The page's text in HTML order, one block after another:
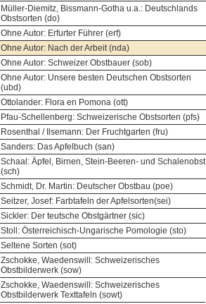
Müller-Diemitz, Bissmann-Gotha u.a.: Deutschlands
Obstsorten (do)
Ohne Autor: Erfurter Führer (erf)
Ohne Autor: Nach der Arbeit (nda)
Ohne Autor: Schweizer Obstbauer (sob)
Ohne Autor: Unsere besten Deutschen Obstsorten
(ubd)
Ottolander: Flora en Pomona (ott)
Pfau-Schellenberg: Schweizerische Obstsorten (pfs)
Rosenthal / Ilsemann: Der Fruchtgarten (fru)
Sanders: Das Apfelbuch (san)
Schaal: Äpfel, Birnen, Stein-Beeren- und Schalenobst
(sch)
Schmidt, Dr. Martin: Deutscher Obstbau (poe)
Seitzer, Josef: Farbtafeln der Apfelsorten(sei)
Sickler: Der teutsche Obstgärtner (sic)
Stoll: Österreichisch-Ungarische Pomologie (sto)
Seltene Sorten (sot)
Zschokke, Waedenswill: Schweizerisches
Obstbilderwerk (sow)
Zschokke, Waedenswill: Schweizerisches
Obstbilderwerk Texttafeln (sowt)